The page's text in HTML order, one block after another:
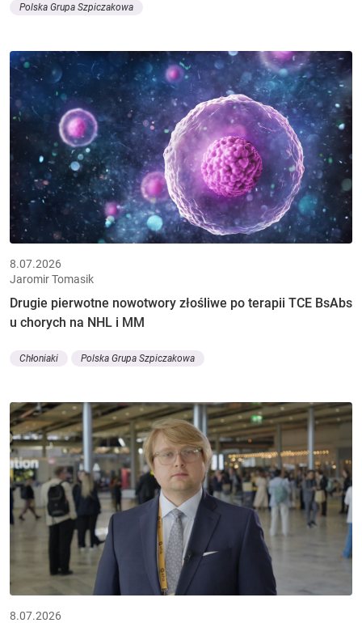
Polska Grupa Szpiczakowa
8.07.2026
Jaromir Tomasik
Drugie pierwotne nowotwory złośliwe po terapii TCE BsAbs
u chorych na NHL i MM
Chłoniaki Polska Grupa Szpiczakowa
8.07.2026